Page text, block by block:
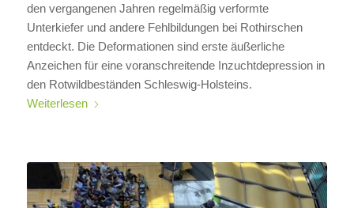
den vergangenen Jahren regelmäßig verformte
Unterkiefer und andere Fehlbildungen bei Rothirschen
entdeckt. Die Deformationen sind erste äußerliche
Anzeichen für eine voranschreitende Inzuchtdepression in
den Rotwildbeständen Schleswig-Holsteins.
Weiterlesen